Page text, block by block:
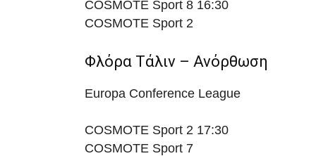
COSMOTE Sport 8 16:30
COSMOTE Sport 2
Φλόρα Τάλιν – Ανόρθωση
Europa Conference League
COSMOTE Sport 2 17:30
COSMOTE Sport 7